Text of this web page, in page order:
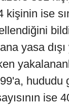
kişinin ise
yasa dışı
hududu
ise